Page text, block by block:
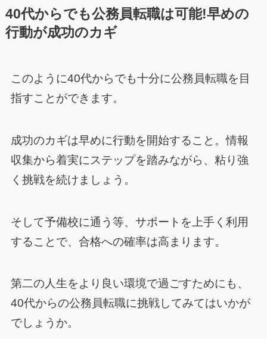
40代からでも公務員転職は可能!早めの
行動が成功のカギ
このように40代からでも十分に公務員転職を目
指すことができます。
成功のカギは早めに行動を開始すること。情報
収集から着実にステップを踏みながら、粘り強
く挑戦を続けましょう。
そして予備校に通う等、サポートを上手く利用
することで、合格への確率は高まります。
第二の人生をより良い環境で過ごすためにも、
40代からの公務員転職に挑戦してみてはいかが
でしょうか。